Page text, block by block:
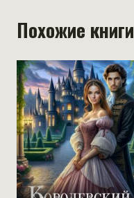
Похожие книги